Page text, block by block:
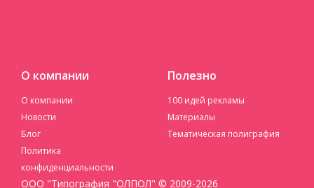
О компании
О компании
Новости
Блог
Политика
конфиденциальности
Полезно
100 идей рекламы
Материалы
Тематическая полиграфия
ООО "Типография "ОЛПОЛ" © 2009-2026